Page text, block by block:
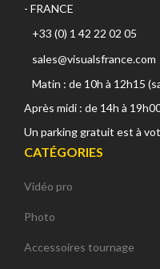
- FRANCE
+33 (0) 1 42 22 02 05
sales@visualsfrance.com
Matin : de 10h à 12h15
Après midi : de 14h à
Un parking gratuit est à
CATÉGORIES
Vidéo pro
Photo
Accessoires tournage